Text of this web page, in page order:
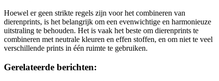
Hoewel er geen strikte regels zijn voor het combineren van
dierenprints, is het belangrijk om een evenwichtige en harmonieuze
uitstraling te behouden. Het is vaak het beste om dierenprints te
combineren met neutrale kleuren en effen stoffen, en om niet te veel
verschillende prints in één ruimte te gebruiken.
Gerelateerde berichten: